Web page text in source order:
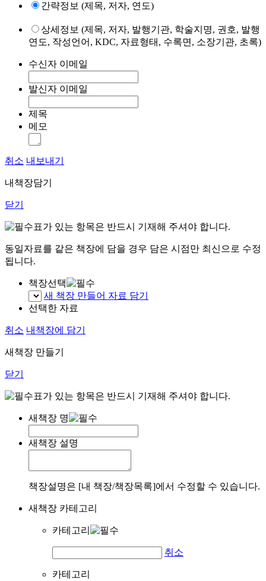
간략정보 (제목, 저자, 연도)
상세정보 (제목, 저자, 발행기관, 학술지명, 권호, 발행
연도, 작성언어, KDC, 자료형태, 수록면, 소장기관, 초록)
수신자 이메일
발신자 이메일
제목
메모
취소 내보내기
내책장담기
닫기
표가 있는 항목은 반드시 기재해 주셔야 합니다.
동일자료를 같은 책장에 담을 경우 담은 시점만 최신으로 수정
됩니다.
책장선택
새 책장 만들어 자료 담기
선택한 자료
취소 내책장에 담기
새책장 만들기
닫기
표가 있는 항목은 반드시 기재해 주셔야 합니다.
새책장 명
새책장 설명
책장설명은 [내 책장/책장목록]에서 수정할 수 있습니다.
새책장 카테고리
카테고리
취소
카테고리